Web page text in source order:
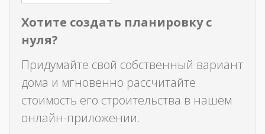
Хотите создать планировку с
нуля?
Придумайте свой собственный вариант
дома и мгновенно рассчитайте
стоимость его строительства в нашем
онлайн-приложении.